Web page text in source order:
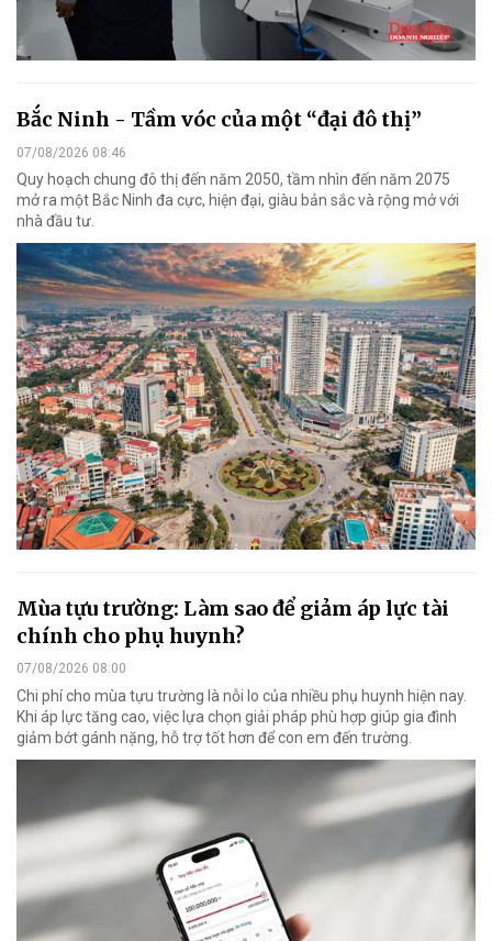
Bắc Ninh - Tầm vóc của một “đại đô thị”
07/08/2026 08:46
Quy hoạch chung đô thị đến năm 2050, tầm nhìn đến năm 2075
mở ra một Bắc Ninh đa cực, hiện đại, giàu bản sắc và rộng mở với
nhà đầu tư.
Mùa tựu trường: Làm sao để giảm áp lực tài
chính cho phụ huynh?
07/08/2026 08:00
Chi phí cho mùa tựu trường là nỗi lo của nhiều phụ huynh hiện nay.
Khi áp lực tăng cao, việc lựa chọn giải pháp phù hợp giúp gia đình
giảm bớt gánh nặng, hỗ trợ tốt hơn để con em đến trường.